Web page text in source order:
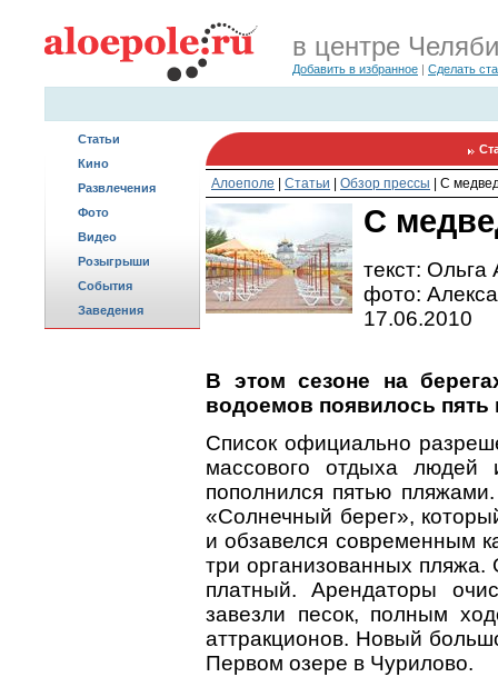
в центре
Добавить в избранное | Сделать
Статьи
Кино
Развлечения
Фото
Видео
Розыгрыши
События
Заведения
Алоеполе Статьи Обзор прессы С
С
текст: Ольга
фото:
17.06.2010
В этом сезоне на
водоемов появилось
Список официально
массового отдыха людей
пополнился пятью
«Солнечный берег»,
и обзавелся современным
три организованных
платный. Арендаторы
завезли песок, полным
аттракционов. Новый
Первом озере в Чурилово.